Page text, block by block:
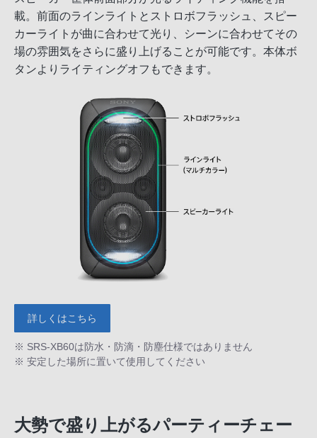
載。前面のラインライトとストロボフラッシュ、スピー
カーライトが曲に合わせて光り、シーンに合わせてその
場の雰囲気をさらに盛り上げることが可能です。本体ボ
タンよりライティングオフもできます。
詳しくはこちら
※ SRS-XB60は防水・防滴・防塵仕様ではありません
※ 安定した場所に置いて使用してください
大勢で盛り上がるパーティーチェー